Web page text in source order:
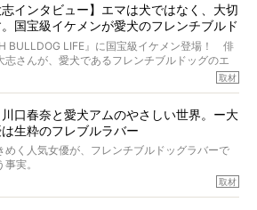
ナーである佐藤さんご夫婦に、治療の選択やケ
詳しくお話しをうかがいました。
と思う。
をいますぐ解消することはできないが、話をき
たり笑ったりするのもいいだろう。
った、こんなにいい子だった、ほんとうに愛し
沼恵美子さんのご自宅へ伺って、お話をきこう
志インタビュー】エマは犬ではなく、大切
国宝級イケメンが愛犬のフレンチブルド
緒に登場
BULLDOG LIFE』に国宝級イケメン登場！ 俳
志さんが、愛犬であるフレンチブルドッグのエ
2歳の女の子）にメロメロとの情報を聞きつけ、
ドが次から次へと飛び出しました。
取材
川口春奈と愛犬アムのやさしい世界。ー大
は生粋のフレブルラバー
めく人気女優が、フレンチブルドッグラバーで
実。
取材